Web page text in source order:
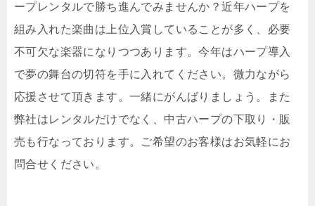
ープレンタルで勝ち進んでみませんか？近年ハープを
組み入れた楽曲は上位入賞していることが多く、必要
不可欠な楽器になりつつあります。今年はハープ導入
で夢の舞台の切符を手に入れてください。微力ながら
応援させて頂きます。一緒にがんばりましょう。また
弊社はレンタルだけでなく、中古ハープの下取り・販
売も行なっております。ご希望のお客様はお気軽にお
問合せください。